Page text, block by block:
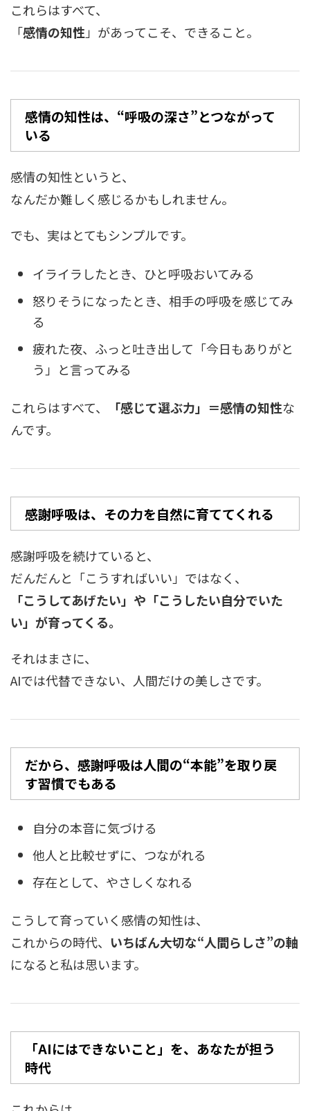
これらはすべて、
「感情の知性 」があってこそ、できること。
感情の知性は、“呼吸の深さ”とつながって
いる
感情の知性というと、
なんだか難しく感じるかもしれません。
でも、実はとてもシンプルです。
イライラしたとき、ひと呼吸おいてみる
怒りそうになったとき、相手の呼吸を感じてみ
る
疲れた夜、ふっと吐き出して「今日もありがと
う」と言ってみる
これらはすべて、 「感じて選ぶ力」＝感情の知性な
んです。
感謝呼吸は、その力を自然に育ててくれる
感謝呼吸を続けていると、
だんだんと「こうすればいい」ではなく、
「こうしてあげたい」や「こうしたい自分でいた
い」が育ってくる。
それはまさに、
AIでは代替できない、人間だけの美しさです。
だから、感謝呼吸は人間の“本能”を取り戻
す習慣でもある
自分の本音に気づける
他人と比較せずに、つながれる
存在として、やさしくなれる
こうして育っていく感情の知性は、
これからの時代、 いちばん大切な“人間らしさ”の軸
になると私は思います。
「AIにはできないこと」を、あなたが担う
時代